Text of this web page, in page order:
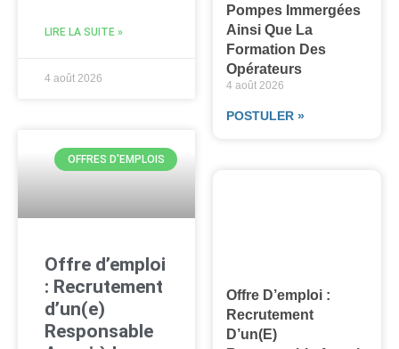
LIRE LA SUITE »
4 août 2026
OFFRES D'EMPLOIS
Offre d’emploi
: Recrutement
d’un(e)
Responsable
Pompes Immergées
Ainsi Que La
Formation Des
Opérateurs
4 août 2026
POSTULER »
Offre D’emploi :
Recrutement
D’un(e)